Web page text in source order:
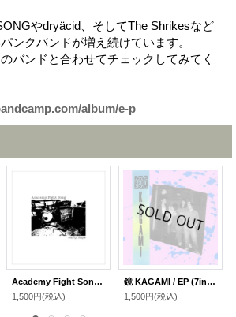
やdryäcid、そしてThe Shrikesなど
ンクバンドが増え続けています。
バンドと合わせてチェックしてみてく
album/e-p
Academy Fight Song / early days (CD)
1,500円(税込)
鏡 KAGAMI / EP (7inch)
1,500円(税込)